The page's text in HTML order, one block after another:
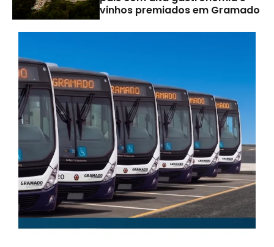
vinhos premiados em Gramado